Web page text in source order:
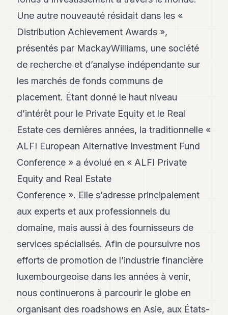
Une autre nouveauté résidait dans les «
Distribution Achievement Awards »,
présentés par MackayWilliams, une société
de recherche et d’analyse indépendante sur
les marchés de fonds communs de
placement. Étant donné le haut niveau
d’intérêt pour le Private Equity et le Real
Estate ces dernières années, la traditionnelle «
ALFI European Alternative Investment Fund
Conference » a évolué en « ALFI Private
Equity and Real Estate
Conference ». Elle s’adresse principalement
aux experts et aux professionnels du
domaine, mais aussi à des fournisseurs de
services spécialisés. Afin de poursuivre nos
efforts de promotion de l’industrie financière
luxembourgeoise dans les années à venir,
nous continuerons à parcourir le globe en
organisant des roadshows en Asie, aux États-